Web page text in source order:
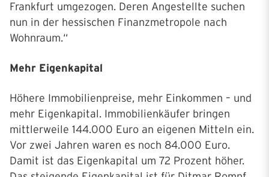
Frankfurt umgezogen. Deren Angestellte suchen
nun in der hessischen Finanzmetropole nach
Wohnraum.“
Mehr Eigenkapital
Höhere Immobilienpreise, mehr Einkommen – und
mehr Eigenkapital. Immobilienkäufer bringen
mittlerweile 144.000 Euro an eigenen Mitteln ein.
Vor zwei Jahren waren es noch 84.000 Euro.
Damit ist das Eigenkapital um 72 Prozent höher.